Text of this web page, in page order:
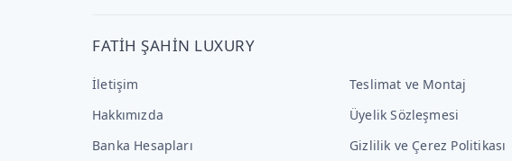
FATİH ŞAHİN LUXURY
İletişim
Hakkımızda
Banka Hesapları
Teslimat ve Montaj
Üyelik Sözleşmesi
Gizlilik ve Çerez Politikası